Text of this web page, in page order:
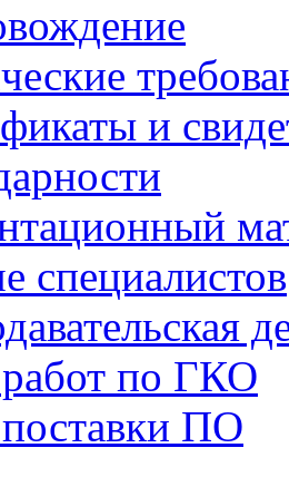
и
специалистов
по ГКО
ПО